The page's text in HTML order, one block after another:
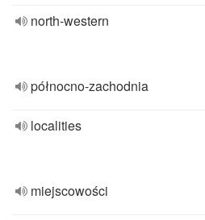
north-western
północno-zachodnia
localities
miejscowości